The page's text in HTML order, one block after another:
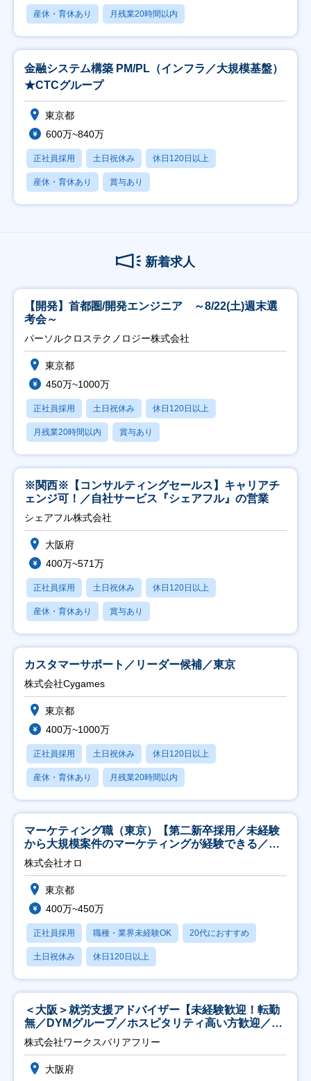
産休・育休あり 月残業20時間以内
金融システム構築 PM/PL（インフラ／大規模基盤）
★CTCグループ
東京都
600万~840万
正社員採用 土日祝休み 休日120日以上
産休・育休あり 賞与あり
新着求人
【開発】首都圏/開発エンジニア ～8/22(土)週末選
考会～
パーソルクロステクノロジー株式会社
東京都
450万~1000万
正社員採用 土日祝休み 休日120日以上
月残業20時間以内 賞与あり
※関西※【コンサルティングセールス】キャリアチ
ェンジ可！／自社サービス『シェアフル』の営業
シェアフル株式会社
大阪府
400万~571万
正社員採用 土日祝休み 休日120日以上
産休・育休あり 賞与あり
カスタマーサポート／リーダー候補／東京
株式会社Cygames
東京都
400万~1000万
正社員採用 土日祝休み 休日120日以上
産休・育休あり 月残業20時間以内
マーケティング職（東京）【第二新卒採用／未経験
から大規模案件のマーケティングが経験できる／研
修充実】
株式会社オロ
東京都
400万~450万
正社員採用 職種・業界未経験OK 20代におすすめ
土日祝休み 休日120日以上
＜大阪＞就労支援アドバイザー【未経験歓迎！転勤
無／DYMグループ／ホスピタリティ高い方歓迎／土
日祝】
株式会社ワークスバリアフリー
大阪府